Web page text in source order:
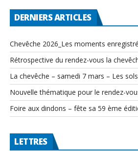
DERNIERS ARTICLES
Chevêche 2026_Les moments
Rétrospective du rendez-vous la
La chevêche – samedi 7 mars – Les
Nouvelle thématique pour le rendez-
Foire aux dindons – fête sa 59 ème
LETTRES